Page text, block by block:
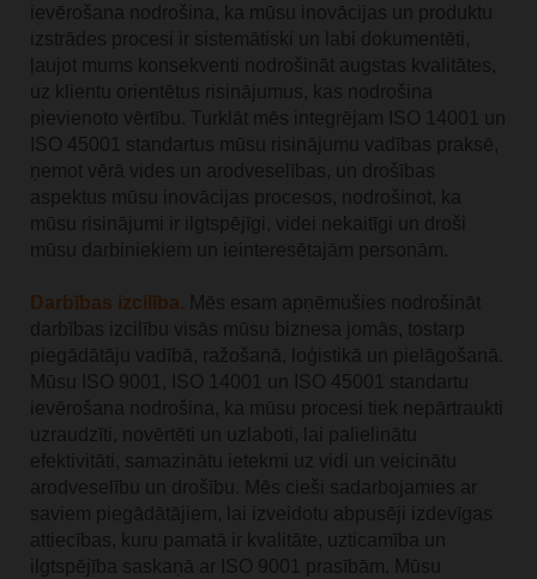
ievērošana nodrošina, ka mūsu inovācijas un produktu
izstrādes procesi ir sistemātiski un labi dokumentēti,
ļaujot mums konsekventi nodrošināt augstas kvalitātes,
uz klientu orientētus risinājumus, kas nodrošina
pievienoto vērtību. Turklāt mēs integrējam ISO 14001 un
ISO 45001 standartus mūsu risinājumu vadības praksē,
ņemot vērā vides un arodveselības, un drošības
aspektus mūsu inovācijas procesos, nodrošinot, ka
mūsu risinājumi ir ilgtspējīgi, videi nekaitīgi un droši
mūsu darbiniekiem un ieinteresētajām personām.
Darbības izcilība. Mēs esam apņēmušies nodrošināt
darbības izcilību visās mūsu biznesa jomās, tostarp
piegādātāju vadībā, ražošanā, loģistikā un pielāgošanā.
Mūsu ISO 9001, ISO 14001 un ISO 45001 standartu
ievērošana nodrošina, ka mūsu procesi tiek nepārtraukti
uzraudzīti, novērtēti un uzlaboti, lai palielinātu
efektivitāti, samazinātu ietekmi uz vidi un veicinātu
arodveselību un drošību. Mēs cieši sadarbojamies ar
saviem piegādātājiem, lai izveidotu abpusēji izdevīgas
attiecības, kuru pamatā ir kvalitāte, uzticamība un
ilgtspējība saskaņā ar ISO 9001 prasībām. Mūsu